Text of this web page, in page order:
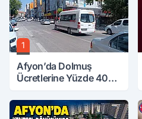
1
Afyon’da Dolmuş
Ücretlerine Yüzde 40